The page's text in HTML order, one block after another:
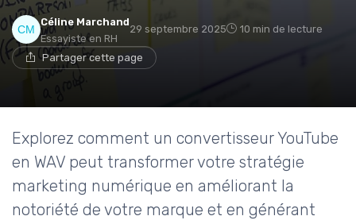
Céline Marchand
Essayiste en RH
29 septembre 2025 10 min de lecture
Partager cette page
Explorez comment un convertisseur YouTube
en WAV peut transformer votre stratégie
marketing numérique en améliorant la
notoriété de votre marque et en générant